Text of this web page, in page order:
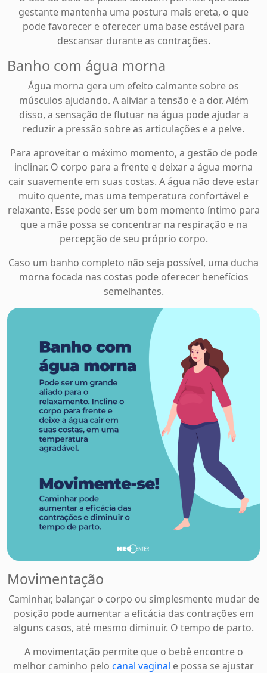
gestante mantenha uma postura mais ereta, o que
pode favorecer e oferecer uma base estável para
descansar durante as contrações.
Banho com água morna
Água morna gera um efeito calmante sobre os
músculos ajudando. A aliviar a tensão e a dor. Além
disso, a sensação de flutuar na água pode ajudar a
reduzir a pressão sobre as articulações e a pelve.
Para aproveitar o máximo momento, a gestão de pode
inclinar. O corpo para a frente e deixar a água morna
cair suavemente em suas costas. A água não deve estar
muito quente, mas uma temperatura confortável e
relaxante. Esse pode ser um bom momento íntimo para
que a mãe possa se concentrar na respiração e na
percepção de seu próprio corpo.
Caso um banho completo não seja possível, uma ducha
morna focada nas costas pode oferecer benefícios
semelhantes.
Movimentação
Caminhar, balançar o corpo ou simplesmente mudar de
posição pode aumentar a eficácia das contrações em
alguns casos, até mesmo diminuir. O tempo de parto.
A movimentação permite que o bebê encontre o
melhor caminho pelo canal vaginal e possa se ajustar